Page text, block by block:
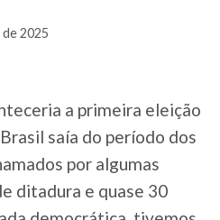
2025
a primeira eleição
saía do período dos
por algumas
ditadura e quase 30